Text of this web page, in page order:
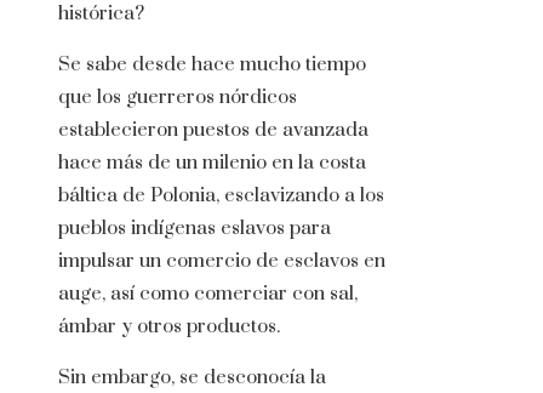
histórica?
Se sabe desde hace mucho tiempo
que los guerreros nórdicos
establecieron puestos de avanzada
hace más de un milenio en la costa
báltica de Polonia, esclavizando a los
pueblos indígenas eslavos para
impulsar un comercio de esclavos en
auge, así como comerciar con sal,
ámbar y otros productos.
Sin embargo, se desconocía la